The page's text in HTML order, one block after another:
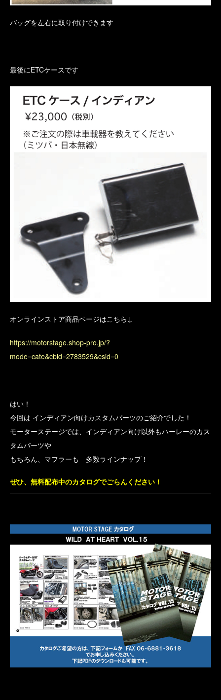
バッグを左右に取り付けできます
最後にETCケースです
オンラインストア商品ページはこちら↓
https://motorstage.shop-pro.jp/?
mode=cate&cbid=2783529&csid=0
はい！
今回は インディアン向けカスタムパーツのご紹介でした！
モーターステージでは、インディアン向け以外もハーレーのカス
タムパーツや
もちろん、マフラーも 多数ラインナップ！
ぜひ、無料配布中のカタログでごらんください！